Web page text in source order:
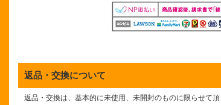
返品・交換について
返品・交換は、基本的に未使用、未開封のものに限らせて